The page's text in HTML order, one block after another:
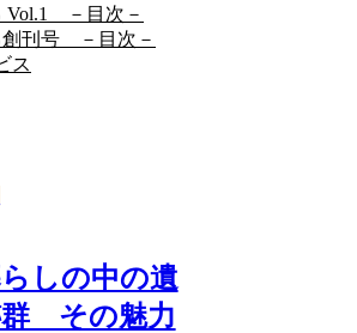
Vol.1 －目次－
創刊号 －目次－
ス
しの中の遺
その魅力